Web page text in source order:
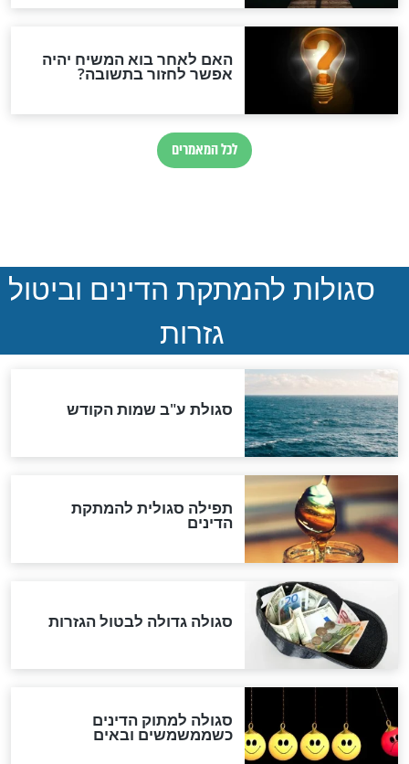
ההסכם החשאי של טראמפ
ואיראן: בלי שקיפות ועם הרבה
"מודה לקב"ה על כל השנים"
לכל המאמרים
אחרית הימים
האם אפשר לחשב את הקץ?
מה יהיה בימות המשיח?